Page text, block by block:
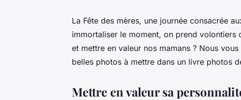
La Fête des mères, une journée consacrée
immortaliser le moment, on prend
et mettre en valeur nos mamans ? Nous
belles photos à mettre dans un livre photos
Mettre en valeur sa